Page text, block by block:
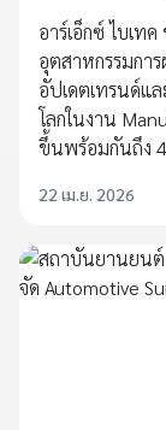
อาร์เอ็กซ์ ไบเท
อุตสาหกรรมการ
อัปเดตเทรนด์แ
โลกในงาน
ขึ้นพร้อมกันถึง
22 เม.ย. 2026